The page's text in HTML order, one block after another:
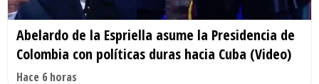
Abelardo de la Espriella asume la Presidencia de
Colombia con políticas duras hacia Cuba (Video)
Hace 6 horas